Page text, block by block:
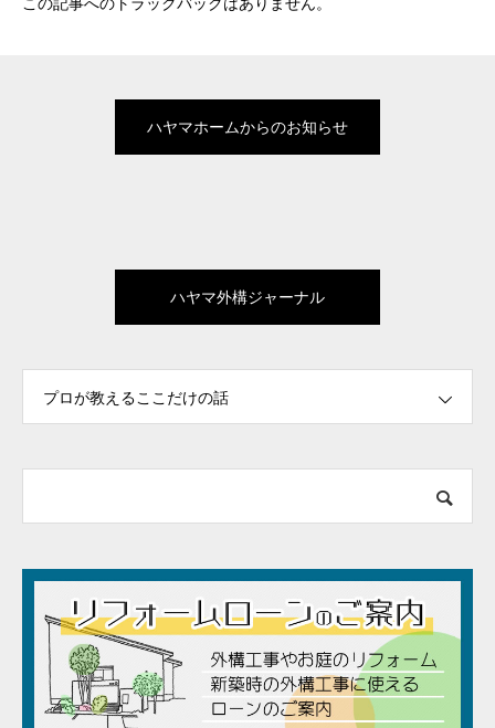
この記事へのトラックバックはありません。
ハヤマホームからのお知らせ
ハヤマ外構ジャーナル
プロが教えるここだけの話